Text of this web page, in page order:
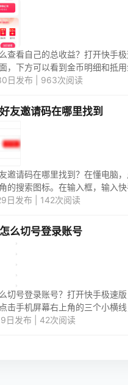
查看自己的总收益？打开快手
，下方可以看到金币明细和抵
日发布 | 963次阅读
友邀请码在哪里找到
请码在哪里找到？在懂电脑，点
的搜索图标。在输入框，输入
日发布 | 142次阅读
么切号登录账号
切号登录账号？打开快手极速版
击手机屏幕右上角的三个小横
日发布 | 42次阅读